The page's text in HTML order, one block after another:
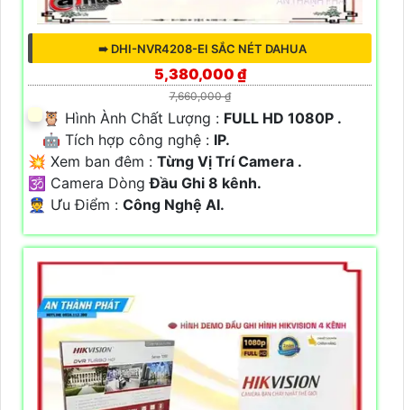
➠ DHI-NVR4208-EI SẮC NÉT DAHUA
5,380,000 ₫
7,660,000 ₫
🦉 Hình Ành Chất Lượng : FULL HD 1080P .
🤖️ Tích hợp công nghệ : IP.
💥 Xem ban đêm : Từng Vị Trí Camera .
🕉️ Camera DòngĐầu Ghi 8 kênh.
️👮 Ưu Điểm : Công Nghệ AI.